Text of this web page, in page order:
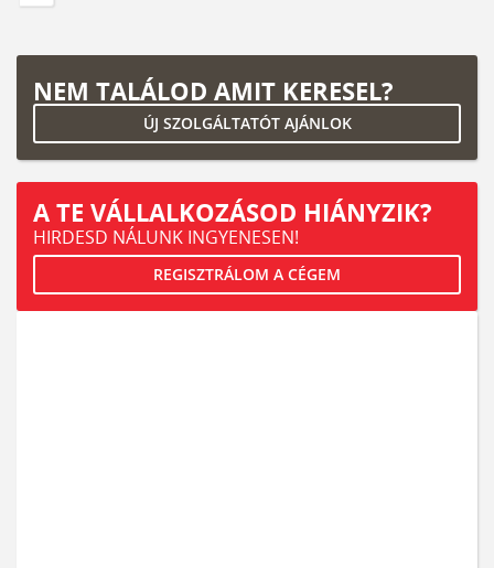
NEM TALÁLOD AMIT KERESEL?
ÚJ SZOLGÁLTATÓT AJÁNLOK
A TE VÁLLALKOZÁSOD HIÁNYZIK?
HIRDESD NÁLUNK INGYENESEN!
REGISZTRÁLOM A CÉGEM